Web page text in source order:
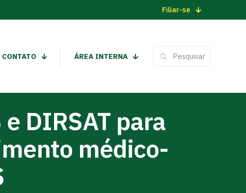
Filiar-se
CONTATO ÁREA INTERNA
DIRSAT para
médico-